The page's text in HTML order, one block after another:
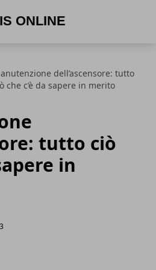
dell’ascensore: tutto
che c’è da sapere in merito
tutto ciò
in